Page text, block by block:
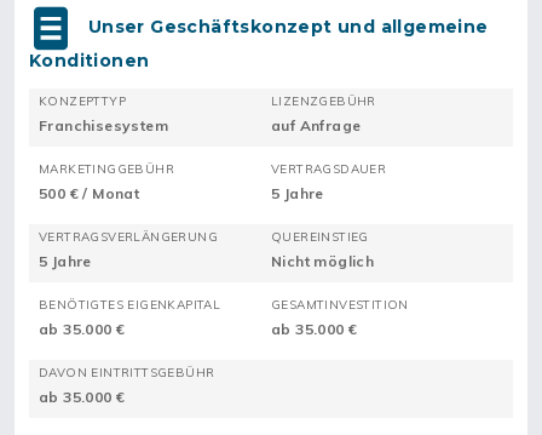
Unser Geschäftskonzept und allgemeine
Konditionen
KONZEPTTYP
Franchisesystem
LIZENZGEBÜHR
auf Anfrage
MARKETINGGEBÜHR
500 € / Monat
VERTRAGSDAUER
5 Jahre
VERTRAGSVERLÄNGERUNG
5 Jahre
QUEREINSTIEG
Nicht möglich
BENÖTIGTES EIGENKAPITAL
ab 35.000 €
GESAMTINVESTITION
ab 35.000 €
DAVON EINTRITTSGEBÜHR
ab 35.000 €